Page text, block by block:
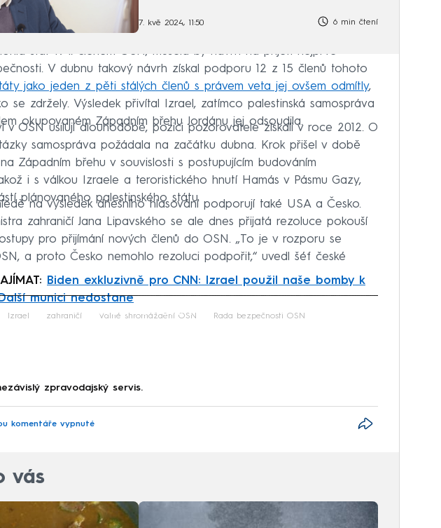
7. kvě 2024, 11:50 6 min čtení
stát 194. členem OSN, musela by návrh na přijetí nejprve
V dubnu takový návrh získal podporu 12 z 15 členů tohoto
jako jeden z pěti stálých členů s právem veta jej ovšem odmítly,
se zdržely. Výsledek přivítal Izrael, zatímco palestinská samospráva
okupovaném Západním břehu Jordánu jej odsoudila.
v OSN usilují dlouhodobě, pozici pozorovatele získali v roce 2012. O
samospráva požádala na začátku dubna. Krok přišel v době
Západním břehu v souvislosti s postupujícím budováním
i s válkou Izraele a teroristického hnutí Hamás v Pásmu Gazy,
plánovaného palestinského státu.
na výsledek dnešního hlasování podporují také USA a Česko.
zahraničí Jana Lipavského se ale dnes přijatá rezoluce pokouší
pro přijímání nových členů do OSN. „To je v rozporu se
a proto Česko nemohlo rezoluci podpořit,“ uvedl šéf české
Biden exkluzivně pro CNN: Izrael použil naše bomby k
munici nedostane
Failed to fetch
Izrael zahraničí Valné shromáždění OSN Rada bezpečnosti OSN
zpravodajský servis.
komentáře vypnuté
vás